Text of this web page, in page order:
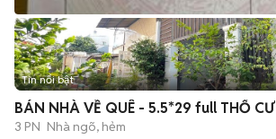
Tin nổi bật
BÁN NHÀ VỀ QUÊ - 5.5*29 full THỔ CƯ
3 PN Nhà ngõ, hẻm